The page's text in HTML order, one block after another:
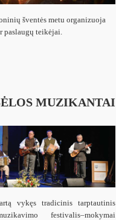
šventės metu organizuoja
teikėjai.
MUZIKANTAI
vykęs tradicinis tarptautinis
festivalis–mokymai